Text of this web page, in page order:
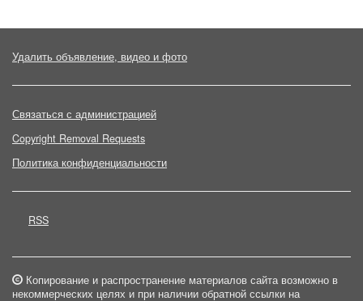
Удалить объявление, видео и фото
Связаться с администрацией
Copyright Removal Requests
Политика конфиденциальности
RSS
Копирование и распространение материалов сайта возможно в
некоммерческих целях и при наличии обратной ссылки на